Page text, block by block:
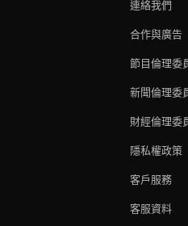
連絡我們
合作與廣告
節目倫理委
新聞倫理委
財經倫理委
隱私權政策
客戶服務
客服資料